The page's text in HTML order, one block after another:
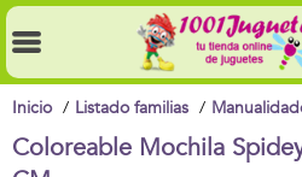
Inicio Listado familias
Coloreable Mochila